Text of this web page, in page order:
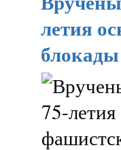
летия
блокады